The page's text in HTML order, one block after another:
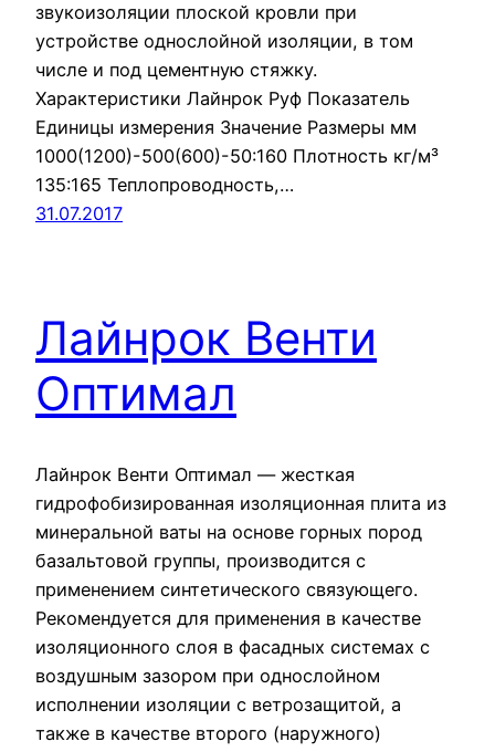
звукоизоляции плоской кровли при
устройстве однослойной изоляции, в том
числе и под цементную стяжку.
Характеристики Лайнрок Руф Показатель
Единицы измерения Значение Размеры мм
1000(1200)-500(600)-50:160 Плотность кг/м³
135:165 Теплопроводность,…
31.07.2017
Лайнрок Венти
Оптимал
Лайнрок Венти Оптимал — жесткая
гидрофобизированная изоляционная плита из
минеральной ваты на основе горных пород
базальтовой группы, производится с
применением синтетического связующего.
Рекомендуется для применения в качестве
изоляционного слоя в фасадных системах с
воздушным зазором при однослойном
исполнении изоляции с ветрозащитой, а
также в качестве второго (наружного)